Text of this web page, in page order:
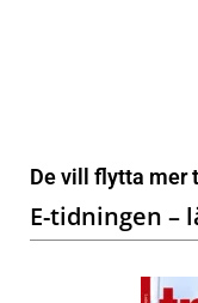
De vill flytta mer
E-tidningen –